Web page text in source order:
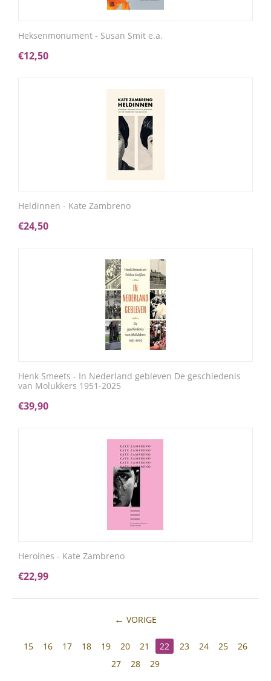
Heksenmonument - Susan Smit e.a.
€12,50
Heldinnen - Kate Zambreno
€24,50
Henk Smeets - In Nederland gebleven De geschiedenis
van Molukkers 1951-2025
€39,90
Heroines - Kate Zambreno
€22,99
VORIGE
15 16 17 18 19 20 21 22 23 24 25
26
27
28 29